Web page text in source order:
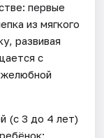
первые
из мягкого
развивая
с
(с 3 до 4 лет)